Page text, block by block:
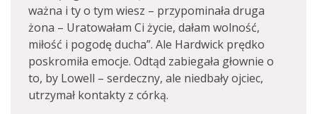
ważna i ty o tym wiesz – przypominała druga
żona – Uratowałam Ci życie, dałam wolność,
miłość i pogodę ducha”. Ale Hardwick prędko
poskromiła emocje. Odtąd zabiegała głownie o
to, by Lowell – serdeczny, ale niedbały ojciec,
utrzymał kontakty z córką.